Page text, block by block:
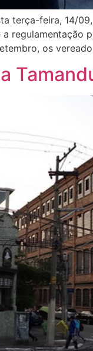
terça-feira, 14/
regulamentação
os